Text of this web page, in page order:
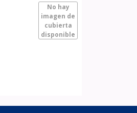
No hay
imagen de
cubierta
disponible